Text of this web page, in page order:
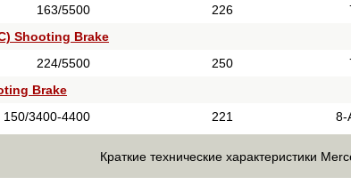
163/5500
226
Shooting Brake
224/5500
250
Brake
150/3400-4400
221 8-
Краткие технические характеристики